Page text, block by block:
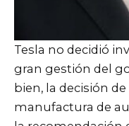
Tesla no decidió
gran gestión del
bien, la decisión
manufactura de